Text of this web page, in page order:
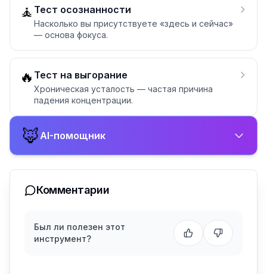
🧘 Тест осознанности
Насколько вы присутствуете «здесь и сейчас»
— основа фокуса.
🔥 Тест на выгорание
Хроническая усталость — частая причина
падения концентрации.
🦊AI-помощник
Комментарии
Был ли полезен этот
инструмент?